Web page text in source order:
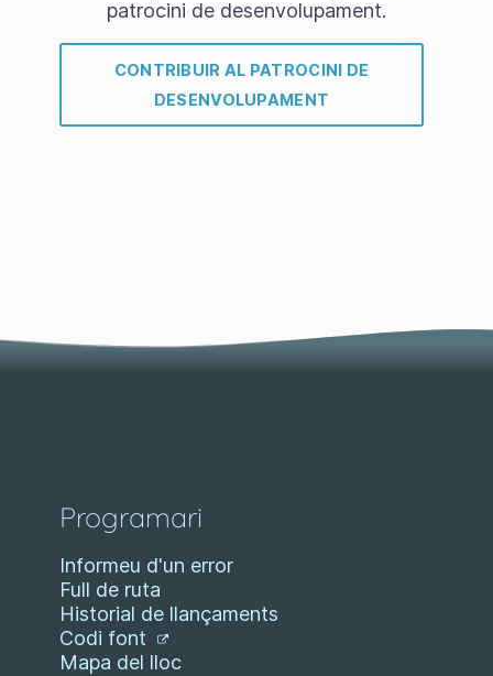
patrocini de desenvolupament.
CONTRIBUIR AL PATROCINI DE
DESENVOLUPAMENT
Programari
Informeu d'un error
Full de ruta
Historial de llançaments
Codi font
Mapa del lloc